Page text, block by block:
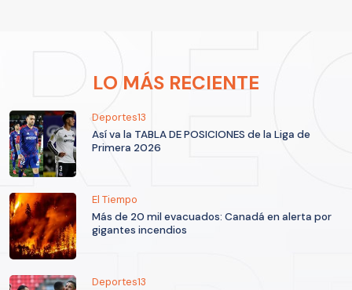
LO MÁS RECIENTE
Deportes13
Así va la TABLA DE POSICIONES de la Liga de
Primera 2026
El Tiempo
Más de 20 mil evacuados: Canadá en alerta por
gigantes incendios
Deportes13